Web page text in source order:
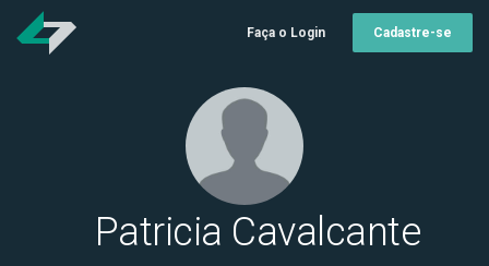
Faça o Login Cadastre-se
Patricia Cavalcante